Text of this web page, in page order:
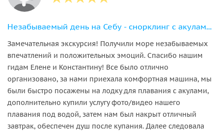
Незабываемый день на Себу - снорклинг с акулами, сардинами и черепахами
Замечательная экскурсия! Получили море незабываемых
впечатлений и положительных эмоций. Спасибо нашим
гидам Елене и Константину! Все было отлично
организовано, за нами приехала комфортная машина, мы
были быстро посажены на лодку для плавания с акулами,
дополнительно купили услугу фото/видео нашего
плавания под водой, затем нам был накрыт отличный
завтрак, обеспечен душ после купания. Далее следовала